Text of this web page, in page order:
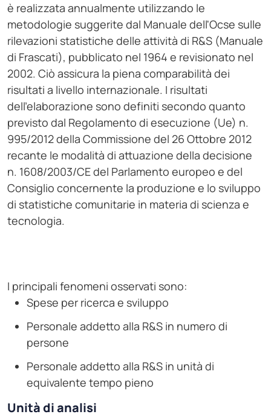
è realizzata annualmente utilizzando le
metodologie suggerite dal Manuale dell'Ocse sulle
rilevazioni statistiche delle attività di R&S (Manuale
di Frascati), pubblicato nel 1964 e revisionato nel
2002. Ciò assicura la piena comparabilità dei
risultati a livello internazionale. I risultati
dell'elaborazione sono definiti secondo quanto
previsto dal Regolamento di esecuzione (Ue) n.
995/2012 della Commissione del 26 Ottobre 2012
recante le modalità di attuazione della decisione
n. 1608/2003/CE del Parlamento europeo e del
Consiglio concernente la produzione e lo sviluppo
di statistiche comunitarie in materia di scienza e
tecnologia.
I principali fenomeni osservati sono:
Spese per ricerca e sviluppo
Personale addetto alla R&S in numero di
persone
Personale addetto alla R&S in unità di
equivalente tempo pieno
Unità di analisi